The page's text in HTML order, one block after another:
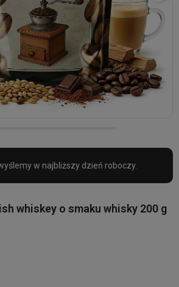
w najbliższy dzień roboczy.
whiskey o smaku whisky 200 g